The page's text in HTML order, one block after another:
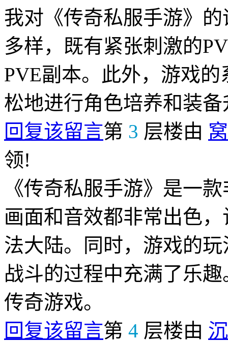
我对《传奇私服手游》
多样，既有紧张刺激的
PVE副本。此外，游戏
松地进行角色培养和装备
回复该留言第 3 层楼由
领!
《传奇私服手游》是一
画面和音效都非常出色
法大陆。同时，游戏的
战斗的过程中充满了乐
传奇游戏。
回复该留言第 4 层楼由